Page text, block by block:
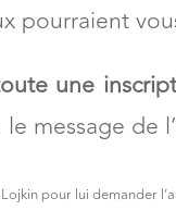
pourraient
une
message de
pour lui demander